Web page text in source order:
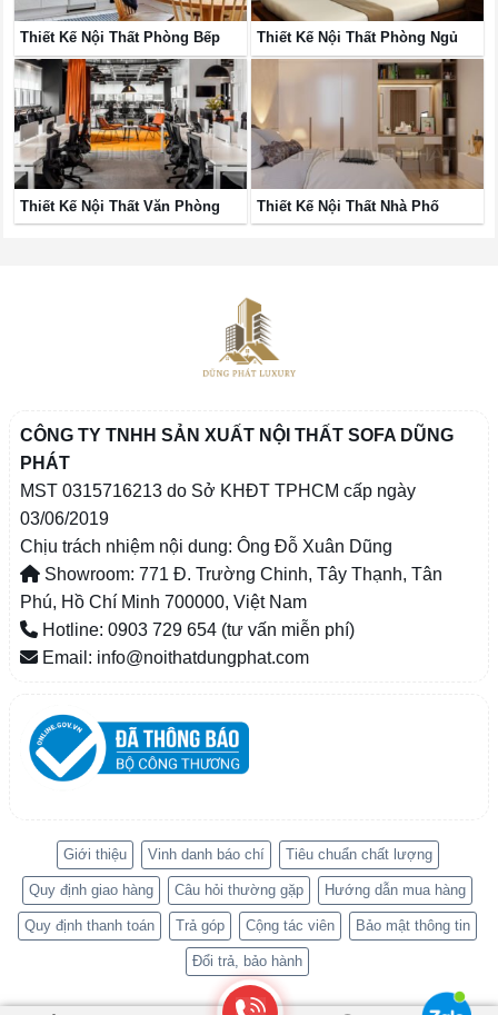
Thiết Kế Nội Thất Phòng Bếp Thiết Kế Nội Thất Phòng Ngủ
Thiết Kế Nội Thất Văn Phòng Thiết Kế Nội Thất Nhà Phố
CÔNG TY TNHH SẢN XUẤT NỘI THẤT SOFA DŨNG
PHÁT
MST 0315716213 do Sở KHĐT TPHCM cấp ngày
03/06/2019
Chịu trách nhiệm nội dung: Ông Đỗ Xuân Dũng
Showroom: 771 Đ. Trường Chinh, Tây Thạnh, Tân
Phú, Hồ Chí Minh 700000, Việt Nam
Hotline: 0903 729 654 (tư vấn miễn phí)
Email: info@noithatdungphat.com
Giới thiệu Vinh danh báo chí Tiêu chuẩn chất lượng
Quy định giao hàng Câu hỏi thường gặp Hướng dẫn mua hàng
Quy định thanh toán Trả góp Cộng tác viên Bảo mật thông tin
Đổi trả, bảo hành